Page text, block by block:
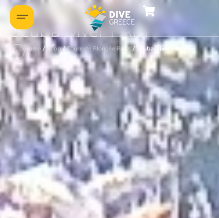
Présentons-nous
Scuba Diver PADI
Home / Shop/Cours de Plongée PADI /Scuba Diver PADI